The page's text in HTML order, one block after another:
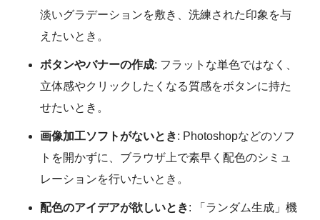
淡いグラデーションを敷き、洗練された印象を与
えたいとき。
ボタンやバナーの作成: フラットな単色ではなく、
立体感やクリックしたくなる質感をボタンに持た
せたいとき。
画像加工ソフトがないとき: Photoshopなどのソフ
トを開かずに、ブラウザ上で素早く配色のシミュ
レーションを行いたいとき。
配色のアイデアが欲しいとき: 「ランダム生成」機